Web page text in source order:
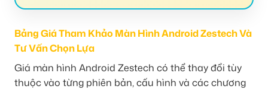
Bảng Giá Tham Khảo Màn Hình Android Zestech Và
Tư Vấn Chọn Lựa
Giá màn hình Android Zestech có thể thay đổi tùy
thuộc vào từng phiên bản, cấu hình và các chương